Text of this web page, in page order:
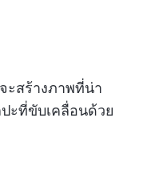
ะสร้างภาพที่น่า
ะที่ขับเคลื่อนด้วย